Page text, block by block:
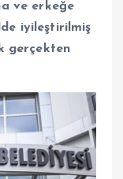
ve erkeğe
iyileştirilmiş
gerçekten